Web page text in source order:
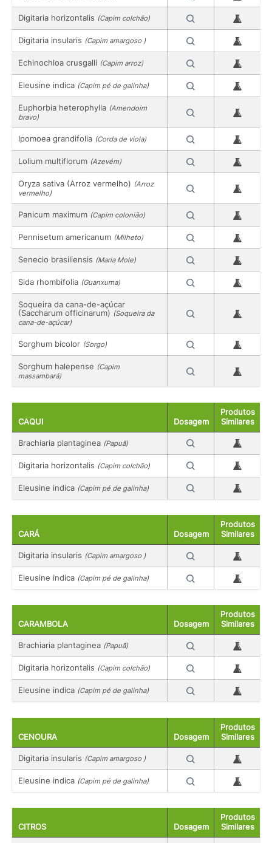
Digitaria horizontalis (Capim colchão)
Digitaria insularis (Capim amargoso )
Echinochloa crusgalli (Capim arroz)
Eleusine indica (Capim pé de galinha)
Euphorbia heterophylla (Amendoim
bravo)
Ipomoea grandifolia (Corda de viola)
Lolium multiflorum (Azevém)
Oryza sativa (Arroz vermelho) (Arroz
vermelho)
Panicum maximum (Capim colonião)
Pennisetum americanum (Milheto)
Senecio brasiliensis (Maria Mole)
Sida rhombifolia (Guanxuma)
Soqueira da cana-de-açúcar
(Saccharum officinarum) (Soqueira da
cana-de-açúcar)
Sorghum bicolor (Sorgo)
Sorghum halepense (Capim
massambará)
CAQUI Dosagem
Produtos
Similares
Brachiaria plantaginea (Papuã)
Digitaria horizontalis (Capim colchão)
Eleusine indica (Capim pé de galinha)
CARÁ Dosagem
Produtos
Similares
Digitaria insularis (Capim amargoso )
Eleusine indica (Capim pé de galinha)
CARAMBOLA Dosagem
Produtos
Similares
Brachiaria plantaginea (Papuã)
Digitaria horizontalis (Capim colchão)
Eleusine indica (Capim pé de galinha)
CENOURA Dosagem
Produtos
Similares
Digitaria insularis (Capim amargoso )
Eleusine indica (Capim pé de galinha)
CITROS Dosagem
Produtos
Similares